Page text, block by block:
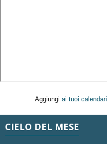
Aggiungi ai tuoi calendari
CIELO DEL MESE